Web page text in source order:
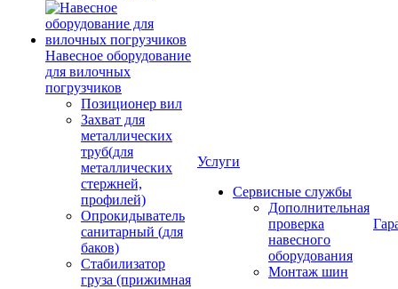
Навесное оборудование
для вилочных
погрузчиков
Позиционер вил
Захват для
металлических
труб(для
металлических
стержней,
профилей)
Опрокидыватель
санитарный (для
баков)
Стабилизатор
груза (прижимная
Услуги
Сервисные службы
Дополнительная
проверка
навесного
оборудования
Монтаж шин